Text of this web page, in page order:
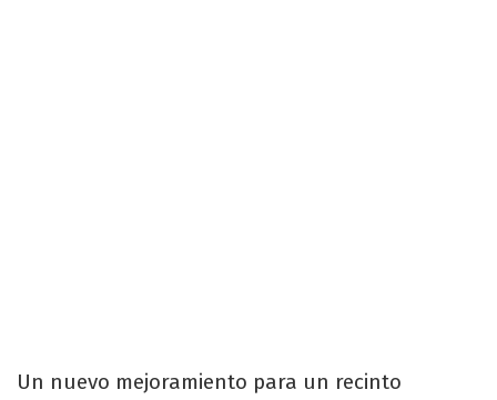
Un nuevo mejoramiento para un recinto